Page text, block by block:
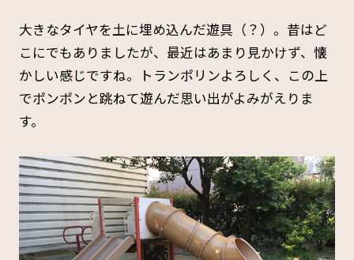
大きなタイヤを土に埋め込んだ遊具（？）。昔はど
こにでもありましたが、最近はあまり見かけず、懐
かしい感じですね。トランポリンよろしく、この上
でポンポンと跳ねて遊んだ思い出がよみがえりま
す。